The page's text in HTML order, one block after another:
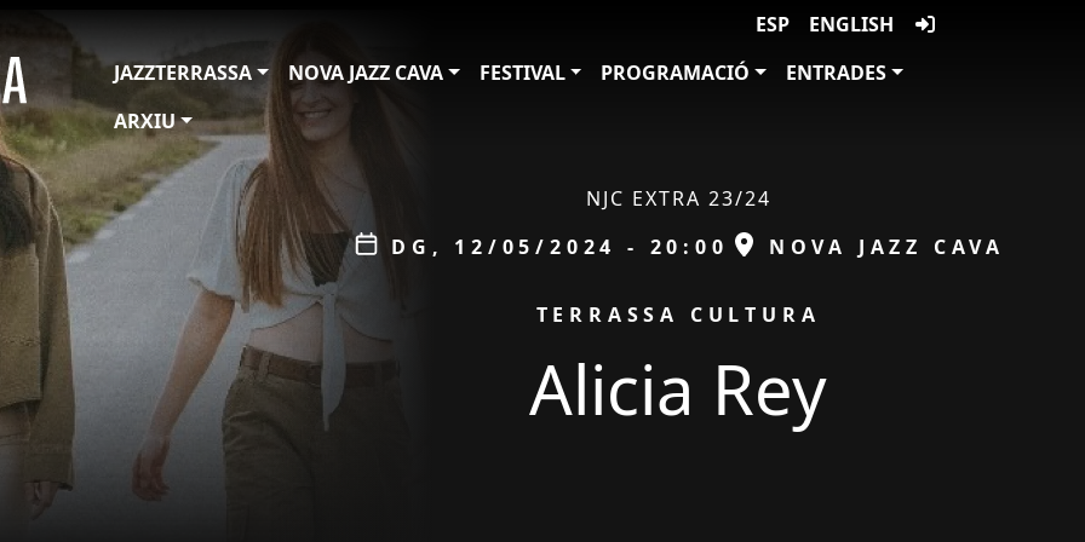
ESP
ENGLISH
JAZZTERRASSA
NOVA JAZZ CAVA FESTIVAL PROGRAMACIÓ
ENTRADES
ARXIU
ÀMBIT
NJC EXTRA 23/24
Data
DG, 12/05/2024 - 20:00 ESPAI
NOVA JAZZ CAVA
PROMOCIÓ TERRASSA CULTURA
Alicia Rey